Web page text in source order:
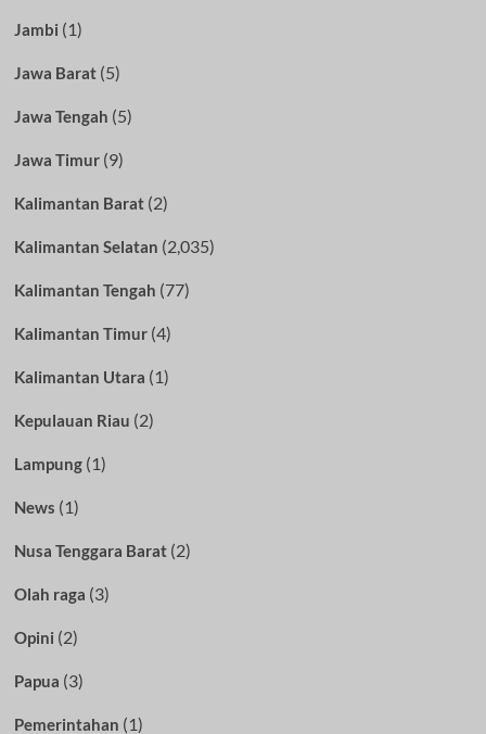
Jambi (1)
Jawa Barat(5)
Jawa Tengah (5)
Jawa Timur(9)
Kalimantan Barat(2)
Kalimantan Selatan (2,035)
Kalimantan Tengah (77)
Kalimantan Timur(4)
Kalimantan Utara (1)
Kepulauan Riau (2)
Lampung(1)
News (1)
Nusa Tenggara Barat(2)
Olah raga (3)
Opini (2)
Papua (3)
Pemerintahan (1)